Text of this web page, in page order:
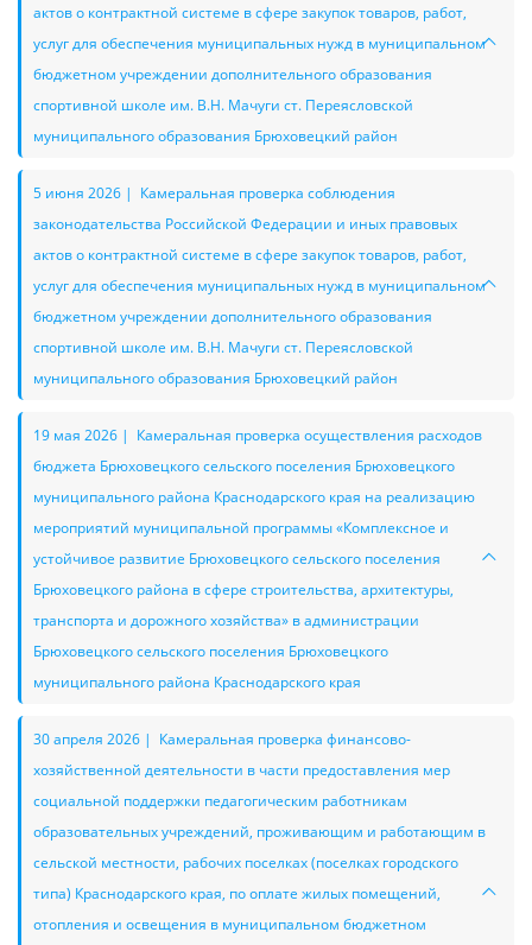
актов о контрактной системе в сфере закупок товаров, работ,
услуг для обеспечения муниципальных нужд в муниципальном
бюджетном учреждении дополнительного образования
спортивной школе им. В.Н. Мачуги ст. Переясловской
муниципального образования Брюховецкий район
5 июня 2026 | Камеральная проверка соблюдения
законодательства Российской Федерации и иных правовых
актов о контрактной системе в сфере закупок товаров, работ,
услуг для обеспечения муниципальных нужд в муниципальном
бюджетном учреждении дополнительного образования
спортивной школе им. В.Н. Мачуги ст. Переясловской
муниципального образования Брюховецкий район
19 мая 2026 | Камеральная проверка осуществления расходов
бюджета Брюховецкого сельского поселения Брюховецкого
муниципального района Краснодарского края на реализацию
мероприятий муниципальной программы «Комплексное и
устойчивое развитие Брюховецкого сельского поселения
Брюховецкого района в сфере строительства, архитектуры,
транспорта и дорожного хозяйства» в администрации
Брюховецкого сельского поселения Брюховецкого
муниципального района Краснодарского края
30 апреля 2026 | Камеральная проверка финансово-
хозяйственной деятельности в части предоставления мер
социальной поддержки педагогическим работникам
образовательных учреждений, проживающим и работающим в
сельской местности, рабочих поселках (поселках городского
типа) Краснодарского края, по оплате жилых помещений,
отопления и освещения в муниципальном бюджетном